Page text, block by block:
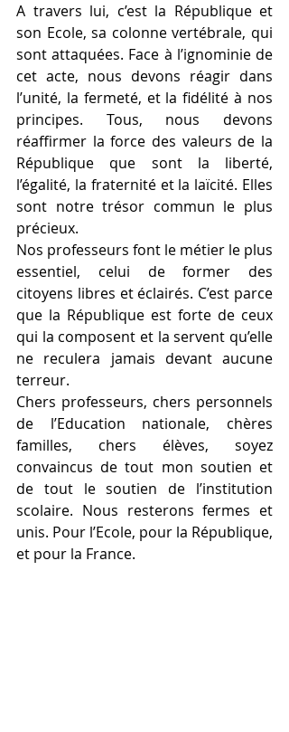
A travers lui, c’est la République et
son Ecole, sa colonne vertébrale, qui
sont attaquées. Face à l’ignominie de
cet acte, nous devons réagir dans
l’unité, la fermeté, et la fidélité à nos
principes. Tous, nous devons
réaffirmer la force des valeurs de la
République que sont la liberté,
l’égalité, la fraternité et la laïcité. Elles
sont notre trésor commun le plus
précieux.
Nos professeurs font le métier le plus
essentiel, celui de former des
citoyens libres et éclairés. C’est parce
que la République est forte de ceux
qui la composent et la servent qu’elle
ne reculera jamais devant aucune
terreur.
Chers professeurs, chers personnels
de l’Education nationale, chères
familles, chers élèves, soyez
convaincus de tout mon soutien et
de tout le soutien de l’institution
scolaire. Nous resterons fermes et
unis. Pour l’Ecole, pour la République,
et pour la France.